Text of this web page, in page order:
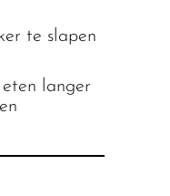
te slapen
eten langer